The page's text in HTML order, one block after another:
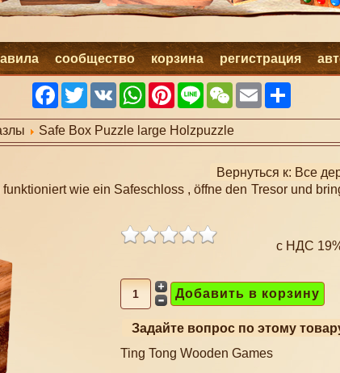
сообщество корзина регистрация
Facebook
TwitterVK WhatsAppPinterest
Line WeChatEmail
Safe Box Puzzle large Holzpuzzle
Вернуться к: Все
wie ein Safeschloss , öffne den Tresor und
с НДС
Задайте вопрос по этому
Ting Tong Wooden Games